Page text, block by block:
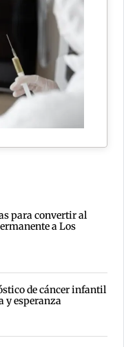
para convertir al
a Los
de cáncer infantil
y esperanza